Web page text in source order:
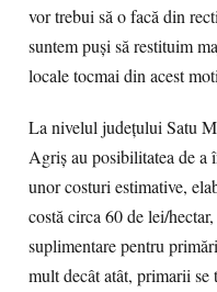
vor trebui să o facă din
suntem puşi să restituim
locale tocmai din acest
La nivelul judeţului Satu
Agriş au posibilitatea de a
unor costuri estimative,
costă circa 60 de lei/
suplimentare pentru
mult decât atât, primarii